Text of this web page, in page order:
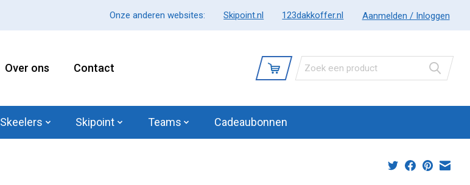
Onze anderen websites: Skipoint.nl 123dakkoffer.nl Aanmelden / Inloggen
Over ons Contact
Skeelers Skipoint Teams Cadeaubonnen